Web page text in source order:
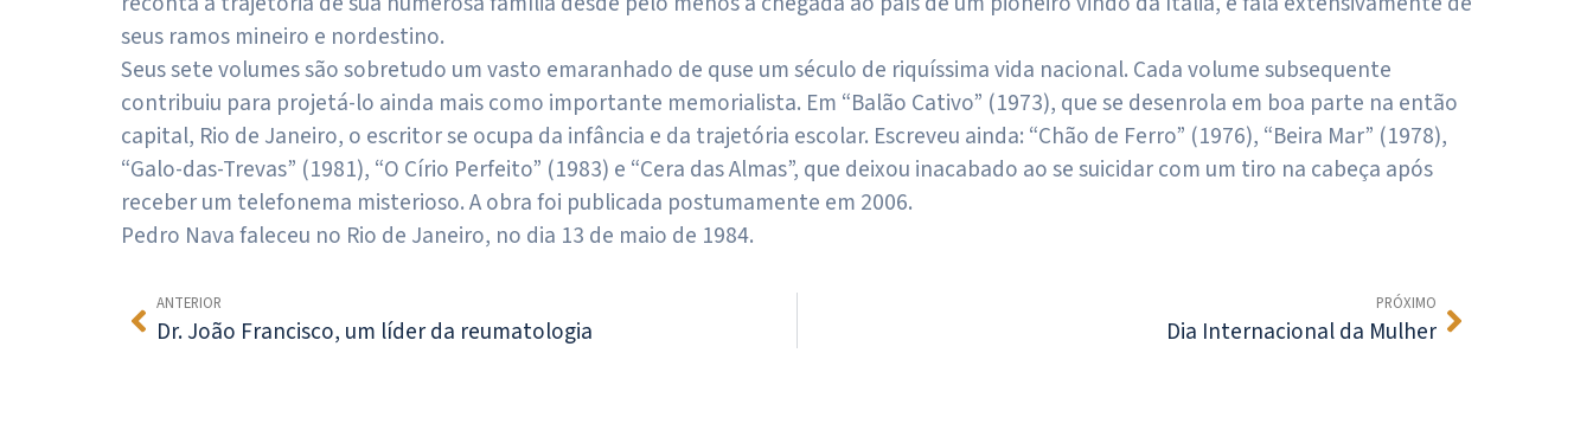
seus ramos mineiro e nordestino.
Seus sete volumes são sobretudo um vasto emaranhado de quse um século de riquíssima vida nacional. Cada volume subsequente
contribuiu para projetá-lo ainda mais como importante memorialista. Em “Balão Cativo” (1973), que se desenrola em boa parte na então
capital, Rio de Janeiro, o escritor se ocupa da infância e da trajetória escolar. Escreveu ainda: “Chão de Ferro” (1976), “Beira Mar” (1978),
“Galo-das-Trevas” (1981), “O Círio Perfeito” (1983) e “Cera das Almas”, que deixou inacabado ao se suicidar com um tiro na cabeça após
receber um telefonema misterioso. A obra foi publicada postumamente em 2006.
Pedro Nava faleceu no Rio de Janeiro, no dia 13 de maio de 1984.
ANTERIOR
Dr. João Francisco, um líder da reumatologia
PRÓXIMO
Dia Internacional da Mulher